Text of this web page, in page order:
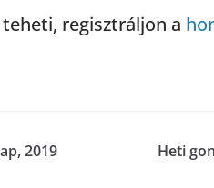
regisztráljon a
2019 Heti